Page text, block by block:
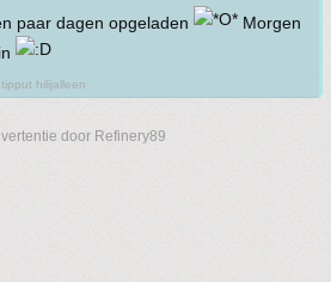
paar dagen opgeladen
Morgen
hilijalleen
door Refinery89